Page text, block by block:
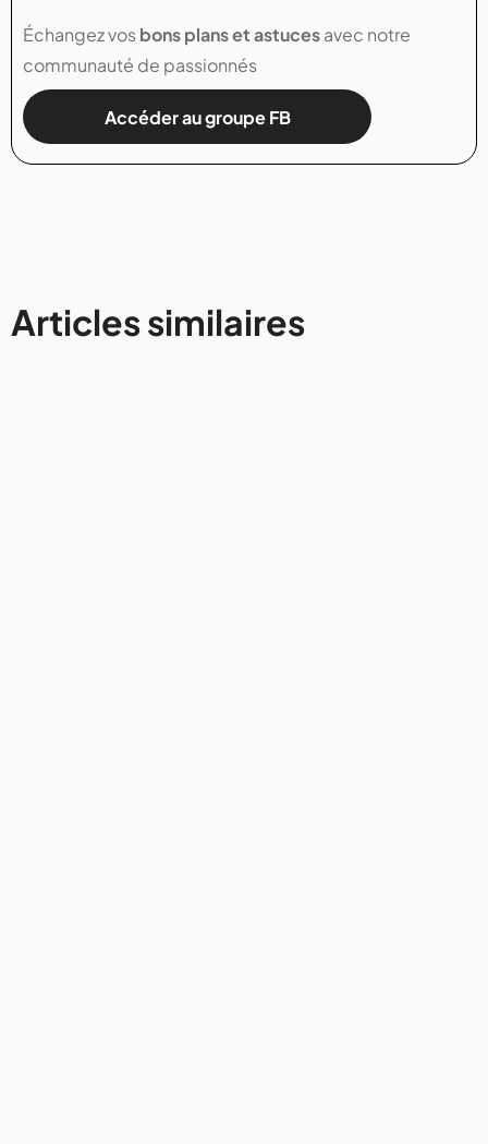
Échangez vosbons plans et astucesavec notre
communauté de passionnés
Accéder au groupe FB
Articles similaires